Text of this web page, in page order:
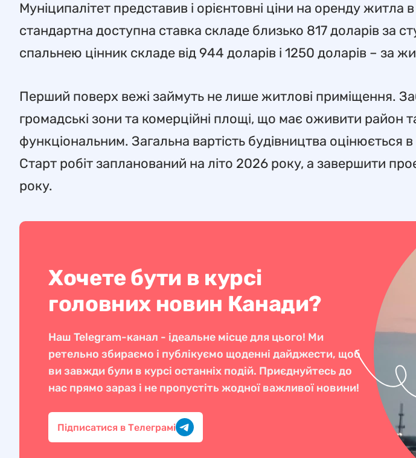
Муніципалітет представив і орієнтовні ціни на оренду житла
стандартна доступна ставка складе близько 817 доларів за
спальнею цінник складе від 944 доларів і 1250 доларів – за
Перший поверх вежі займуть не лише житлові приміщення.
громадські зони та комерційні площі, що має оживити район
функціональним. Загальна вартість будівництва оцінюється в
Старт робіт запланований на літо 2026 року, а завершити
року.
Хочете бути в курсі
головних новин Канади?
Наш Telegram-канал - ідеальне місце для цього! Ми
ретельно збираємо і публікуємо щоденні дайджести, щоб
ви завжди були в курсі останніх подій. Приєднуйтесь до
нас прямо зараз і не пропустіть жодної важливої новини!
Підписатися в Телеграмі